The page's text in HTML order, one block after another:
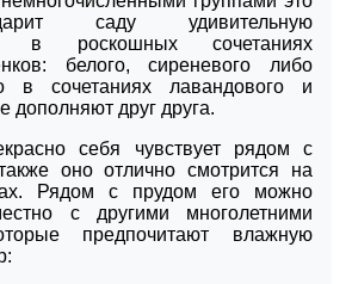
саду удивительную
в роскошных сочетаниях
белого, сиреневого либо
в сочетаниях лавандового и
дополняют друг друга.
себя чувствует рядом с
оно отлично смотрится на
Рядом с прудом его можно
с другими многолетними
предпочитают влажную